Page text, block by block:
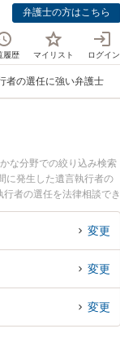
弁護士の方はこちら
履歴 マイリスト ログイン
者の選任に強い弁護士
な分野での絞り込み検索
に発生した遺言執行者の
者の選任を法律相談でき
変更
変更
変更